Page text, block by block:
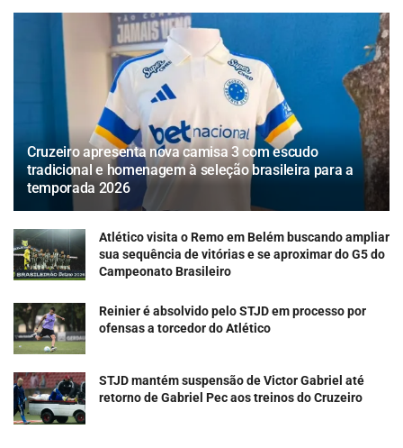
Cruzeiro apresenta nova camisa 3 com escudo
tradicional e homenagem à seleção brasileira para a
temporada 2026
Atlético visita o Remo em Belém buscando ampliar
sua sequência de vitórias e se aproximar do G5 do
Campeonato Brasileiro
Reinier é absolvido pelo STJD em processo por
ofensas a torcedor do Atlético
STJD mantém suspensão de Victor Gabriel até
retorno de Gabriel Pec aos treinos do Cruzeiro